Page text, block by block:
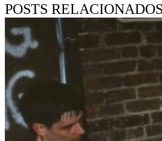
POSTS RELACIONADOS